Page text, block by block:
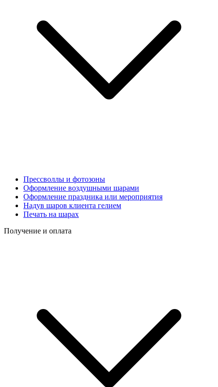
Прессволлы и фотозоны
Оформление воздушными шарами
Оформление праздника или мероприятия
Надув шаров клиента гелием
Печать на шарах
Получение и оплата